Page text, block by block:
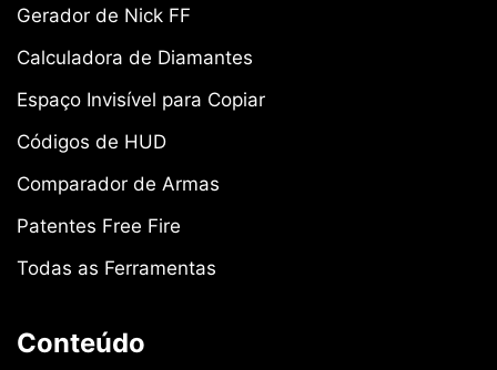
Gerador de Nick FF
Calculadora de Diamantes
Espaço Invisível para Copiar
Códigos de HUD
Comparador de Armas
Patentes Free Fire
Todas as Ferramentas
Conteúdo